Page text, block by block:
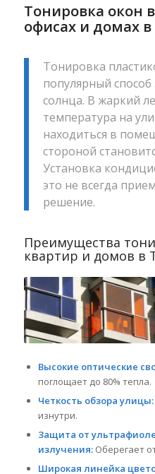
Тонировка окон
офисах и домах
Тонировка
популярный
солнца. В жаркий
температура на
находиться в
стороной
Установка
это не всегда
решение.
Преимущества
квартир и домов в
Высокие оптические
поглощает до 80% тепла.
Четкость обзора улицы:
изнутри.
Защита от
излучения:Оберегает
Широкая линейка